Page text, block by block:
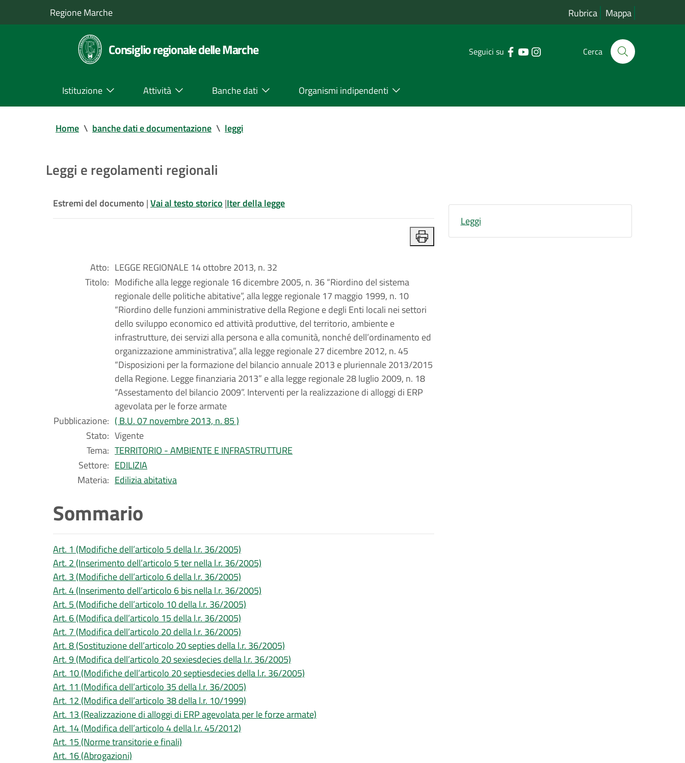
Regione Marche Rubrica Mappa
Consiglio regionale delle Marche Seguici su Cerca
Istituzione Attività Banche dati Organismi indipendenti
Home \ banche dati e documentazione \ leggi
Leggi e regolamenti regionali
Estremi del documento |Vai al testo storico |Iter della legge
Atto: LEGGE REGIONALE 14 ottobre 2013, n. 32
Titolo: Modifiche alla legge regionale 16 dicembre 2005, n. 36 “Riordino del sistema
regionale delle politiche abitative”, alla legge regionale 17 maggio 1999, n. 10
“Riordino delle funzioni amministrative della Regione e degli Enti locali nei settori
dello sviluppo economico ed attività produttive, del territorio, ambiente e
infrastrutture, dei servizi alla persona e alla comunità, nonché dell’ordinamento ed
organizzazione amministrativa”, alla legge regionale 27 dicembre 2012, n. 45
“Disposizioni per la formazione del bilancio annuale 2013 e pluriennale 2013/2015
della Regione. Legge finanziaria 2013” e alla legge regionale 28 luglio 2009, n. 18
“Assestamento del bilancio 2009”. Interventi per la realizzazione di alloggi di ERP
agevolata per le forze armate
Pubblicazione: ( B.U. 07 novembre 2013, n. 85 )
Stato: Vigente
Tema: TERRITORIO - AMBIENTE E INFRASTRUTTURE
Settore: EDILIZIA
Materia: Edilizia abitativa
Sommario
Art. 1 (Modifiche dell’articolo 5 della l.r. 36/2005)
Art. 2 (Inserimento dell’articolo 5 ter nella l.r. 36/2005)
Art. 3 (Modifiche dell’articolo 6 della l.r. 36/2005)
Art. 4 (Inserimento dell’articolo 6 bis nella l.r. 36/2005)
Art. 5 (Modifiche dell’articolo 10 della l.r. 36/2005)
Art. 6 (Modifica dell’articolo 15 della l.r. 36/2005)
Art. 7 (Modifica dell’articolo 20 della l.r. 36/2005)
Art. 8 (Sostituzione dell’articolo 20 septies della l.r. 36/2005)
Art. 9 (Modifica dell’articolo 20 sexiesdecies della l.r. 36/2005)
Art. 10 (Modifiche dell’articolo 20 septiesdecies della l.r. 36/2005)
Art. 11 (Modifica dell’articolo 35 della l.r. 36/2005)
Art. 12 (Modifica dell’articolo 38 della l.r. 10/1999)
Art. 13 (Realizzazione di alloggi di ERP agevolata per le forze armate)
Art. 14 (Modifica dell’articolo 4 della l.r. 45/2012)
Art. 15 (Norme transitorie e finali)
Art. 16 (Abrogazioni)
Leggi